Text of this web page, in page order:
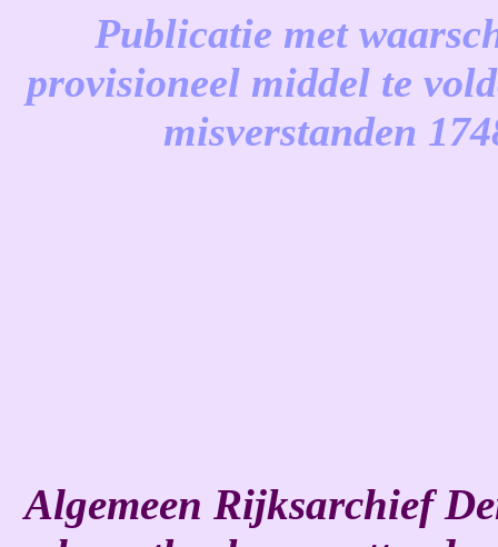
Publicatie met
provisioneel middel te
misverstanden
Algemeen Rijksarchief